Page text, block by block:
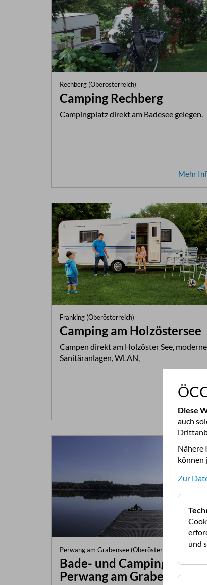
Rechberg (Oberösterreich)
Camping Rechberg
Campingplatz direkt am Badesee gelegen.
Mehr
Franking (Oberösterreich)
Camping am Holzöstersee
Campen direkt am Holzöster See, moderne
Sanitäranlagen, WLAN,
Mehr
Perwang am Grabensee (Oberösterreich)
Bade- und Campingplatz
Perwang am Grabensee
Diese
auch
Nähere
können
Zur
und